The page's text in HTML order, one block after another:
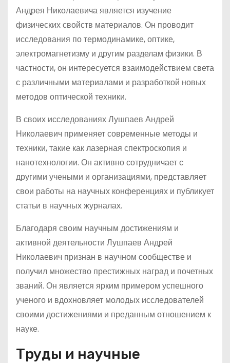
Андрея Николаевича является изучение
физических свойств материалов. Он проводит
исследования по термодинамике, оптике,
электромагнетизму и другим разделам физики. В
частности, он интересуется взаимодействием света
с различными материалами и разработкой новых
методов оптической техники.
В своих исследованиях Лушпаев Андрей
Николаевич применяет современные методы и
техники, такие как лазерная спектроскопия и
нанотехнологии. Он активно сотрудничает с
другими учеными и организациями, представляет
свои работы на научных конференциях и публикует
статьи в научных журналах.
Благодаря своим научным достижениям и
активной деятельности Лушпаев Андрей
Николаевич признан в научном сообществе и
получил множество престижных наград и почетных
званий. Он является ярким примером успешного
ученого и вдохновляет молодых исследователей
своими достижениями и преданным отношением к
науке.
Труды и научные